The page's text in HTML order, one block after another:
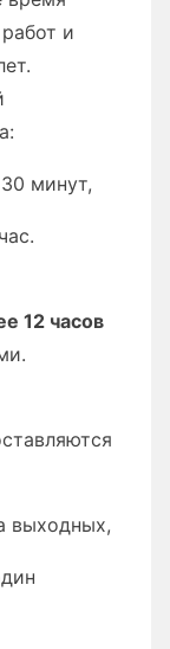
и
минут,
12 часов
выходных,